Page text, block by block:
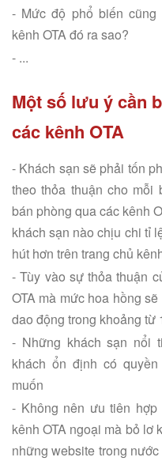
- Mức độ phổ biến
kênh OTA đó ra sao?
- ...
Một số lưu ý cần
các kênh OTA
- Khách sạn sẽ phải tốn
theo thỏa thuận cho mỗi
bán phòng qua các kênh
khách sạn nào chịu chi tỉ
hút hơn trên trang chủ
- Tùy vào sự thỏa thuận
OTA mà mức hoa hồng
dao động trong khoảng từ
- Những khách sạn nổi
khách ổn định có
muốn
- Không nên ưu tiên
kênh OTA ngoại mà bỏ lơ
những website trong